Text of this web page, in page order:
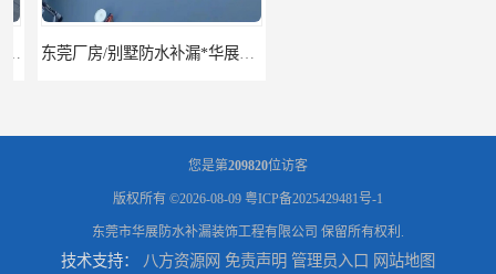
东莞厂房/别墅防水补漏*华展防水，技术全面、专业靠谱
您是第209820位访客
版权所有 ©2026-08-09 粤ICP备2025429481号-1
东莞市华展防水补漏装饰工程有限公司 保留所有权利.
技术支持： 八方资源网 免责声明 管理员入口 网站地图